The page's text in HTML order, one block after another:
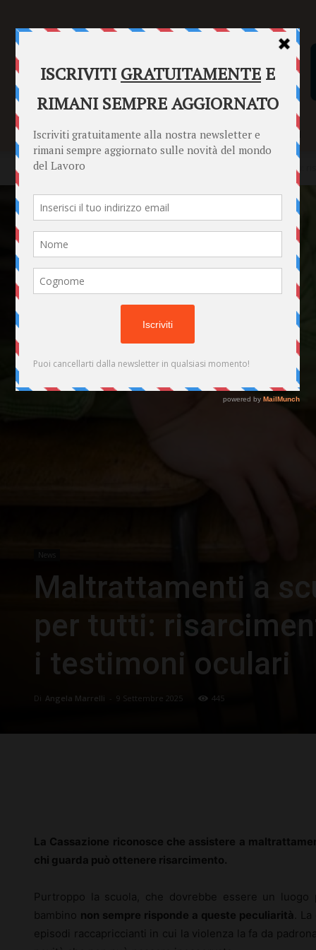
SENTENZE FORMULARI PUNTO INFORMAZIONI
Home News Maltrattamenti a scuola, la legge cambia per tutti:
News
Maltrattamenti a
per tutti:
i testimoni oculari
Di Angela Marrelli 9 Settembre 2025 445
La Cassazione riconosce che assistere a
chi guarda può ottenere risarcimento.
Purtroppo la scuola, che dovrebbe essere un
bambino non sempre risponde a queste peculiarità
.
episodi raccapriccianti in cui la violenza la fa da